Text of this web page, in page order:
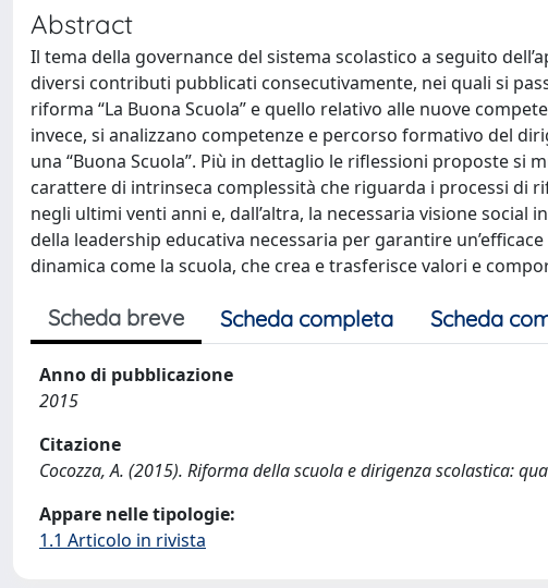
Abstract
Il tema della governance del sistema scolastico a seguito
diversi contributi pubblicati consecutivamente, nei quali si
riforma “La Buona Scuola” e quello relativo alle nuove
invece, si analizzano competenze e percorso formativo del
una “Buona Scuola”. Più in dettaglio le riflessioni proposte si
carattere di intrinseca complessità che riguarda i processi di
negli ultimi venti anni e, dall’altra, la necessaria visione
della leadership educativa necessaria per garantire
dinamica come la scuola, che crea e trasferisce valori e
Scheda breve Scheda completa Scheda
Anno di pubblicazione
2015
Citazione
Cocozza, A. (2015). Riforma della scuola e dirigenza scolastica:
Appare nelle tipologie:
1.1 Articolo in rivista